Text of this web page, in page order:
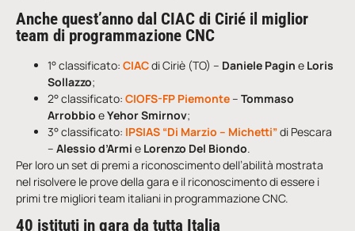
Anche quest’anno dal CIAC di Cirié il miglior
team di programmazione CNC
1° classificato: CIACdi Ciriè (TO) – Daniele Pagin e Loris
Sollazzo;
2° classificato: CIOFS-FP Piemonte– Tommaso
Arrobbio eYehor Smirnov;
3° classificato: IPSIAS “Di Marzio – Michetti”di Pescara
– Alessio d’Armi e Lorenzo Del Biondo.
Per loro un set di premi a riconoscimento dell’abilità mostrata
nel risolvere le prove della gara e il riconoscimento di essere i
primi tre migliori team italiani in programmazione CNC.
40 istituti in gara da tutta Italia